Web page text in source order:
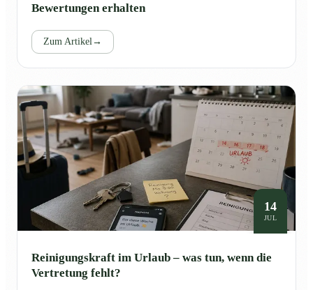
Bewertungen erhalten
Zum Artikel →
14
JUL
Reinigungskraft im Urlaub – was tun, wenn die
Vertretung fehlt?